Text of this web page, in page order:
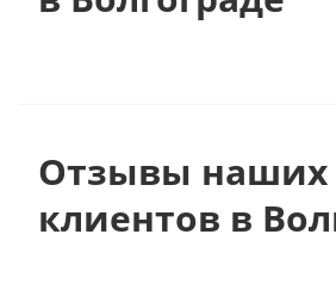
Отзывы наших
клиентов в